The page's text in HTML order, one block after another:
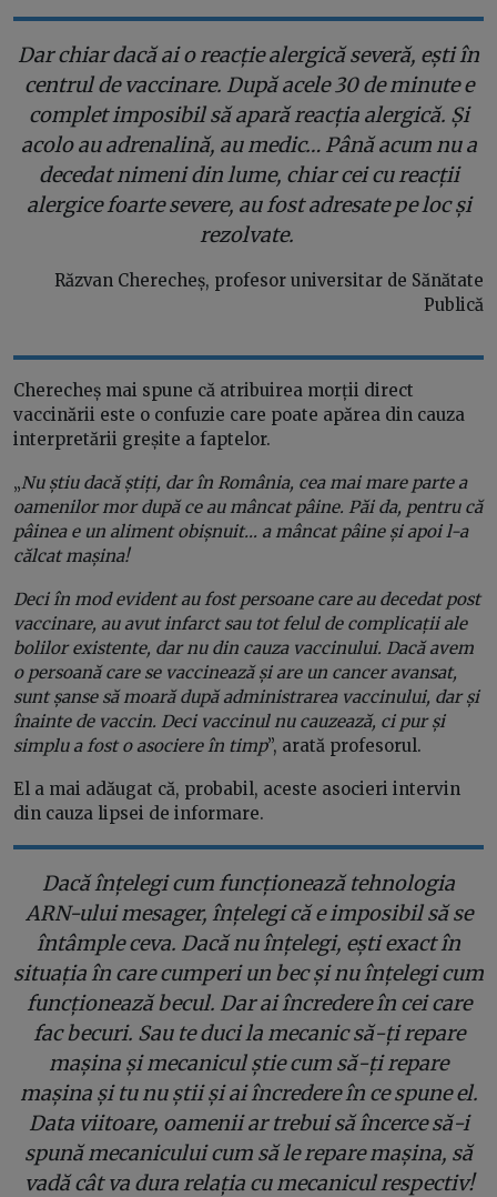
Dar chiar dacă ai o reacție alergică severă, ești în
centrul de vaccinare. După acele 30 de minute e
complet imposibil să apară reacția alergică. Și
acolo au adrenalină, au medic… Până acum nu a
decedat nimeni din lume, chiar cei cu reacții
alergice foarte severe, au fost adresate pe loc și
rezolvate.
Răzvan Cherecheș, profesor universitar de Sănătate
Publică
Cherecheș mai spune că atribuirea morții direct
vaccinării este o confuzie care poate apărea din cauza
interpretării greșite a faptelor.
„Nu știu dacă știți, dar în România, cea mai mare parte a
oamenilor mor după ce au mâncat pâine. Păi da, pentru că
pâinea e un aliment obișnuit… a mâncat pâine și apoi l-a
călcat mașina!
Deci în mod evident au fost persoane care au decedat post
vaccinare, au avut infarct sau tot felul de complicații ale
bolilor existente, dar nu din cauza vaccinului. Dacă avem
o persoană care se vaccinează și are un cancer avansat,
sunt șanse să moară după administrarea vaccinului, dar și
înainte de vaccin. Deci vaccinul nu cauzează, ci pur și
simplu a fost o asociere în timp”, arată profesorul.
El a mai adăugat că, probabil, aceste asocieri intervin
din cauza lipsei de informare.
Dacă înțelegi cum funcționează tehnologia
ARN-ului mesager, înțelegi că e imposibil să se
întâmple ceva. Dacă nu înțelegi, ești exact în
situația în care cumperi un bec și nu înțelegi cum
funcționează becul. Dar ai încredere în cei care
fac becuri. Sau te duci la mecanic să-ți repare
mașina și mecanicul știe cum să-ți repare
mașina și tu nu știi și ai încredere în ce spune el.
Data viitoare, oamenii ar trebui să încerce să-i
spună mecanicului cum să le repare mașina, să
vadă cât va dura relația cu mecanicul respectiv!